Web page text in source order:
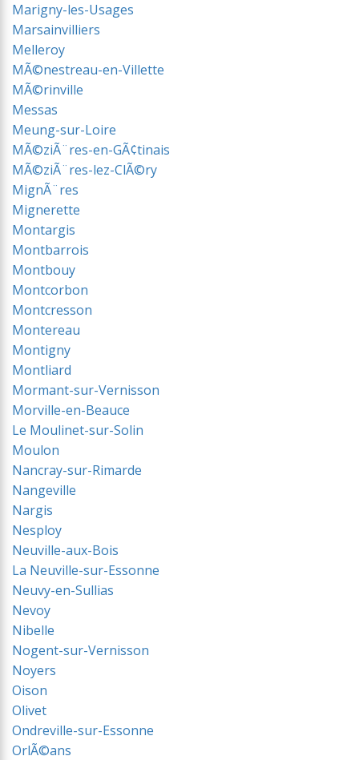
Marigny-les-Usages
Marsainvilliers
Melleroy
MÃ©nestreau-en-Villette
MÃ©rinville
Messas
Meung-sur-Loire
MÃ©ziÃ¨res-en-GÃ¢tinais
MÃ©ziÃ¨res-lez-ClÃ©ry
MignÃ¨res
Mignerette
Montargis
Montbarrois
Montbouy
Montcorbon
Montcresson
Montereau
Montigny
Montliard
Mormant-sur-Vernisson
Morville-en-Beauce
Le Moulinet-sur-Solin
Moulon
Nancray-sur-Rimarde
Nangeville
Nargis
Nesploy
Neuville-aux-Bois
La Neuville-sur-Essonne
Neuvy-en-Sullias
Nevoy
Nibelle
Nogent-sur-Vernisson
Noyers
Oison
Olivet
Ondreville-sur-Essonne
OrlÃ©ans